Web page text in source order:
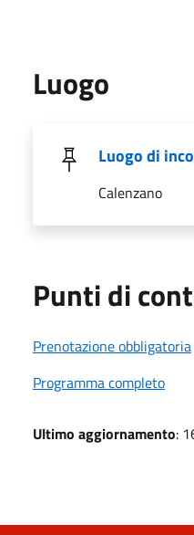
Luogo
Luogo di
Calenzano
Punti di
Prenotazione obbligatoria
Programma completo
Ultimo aggiornamento: